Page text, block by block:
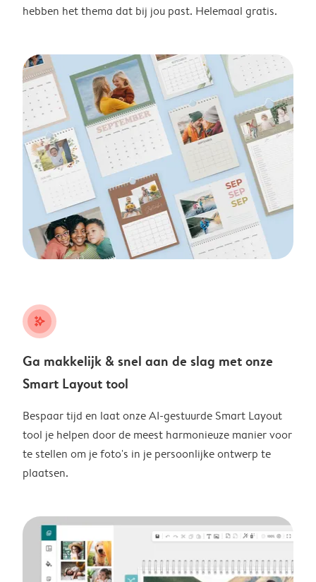
hebben het thema dat bij jou past. Helemaal gratis.
stars_plus
Ga makkelijk & snel aan de slag met onze
Smart Layout tool
Bespaar tijd en laat onze AI-gestuurde Smart Layout
tool je helpen door de meest harmonieuze manier voor
te stellen om je foto's in je persoonlijke ontwerp te
plaatsen.